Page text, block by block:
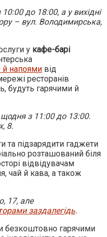
до 18:00, а у вихідні
– вул. Володимирська,
у кафе-барі
й напоями від
ресторанів
будуть гарячими й
з 11:00 до 13:00.
8.
підзарядити гаджети
розташований біля
відвідувачам
чай й кава, а також
17, але
заздалегідь.
безкоштовно гарячими